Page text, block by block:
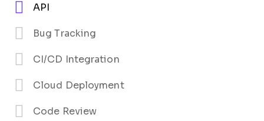
API
Bug Tracking
CI/CD Integration
Cloud Deployment
Code Review